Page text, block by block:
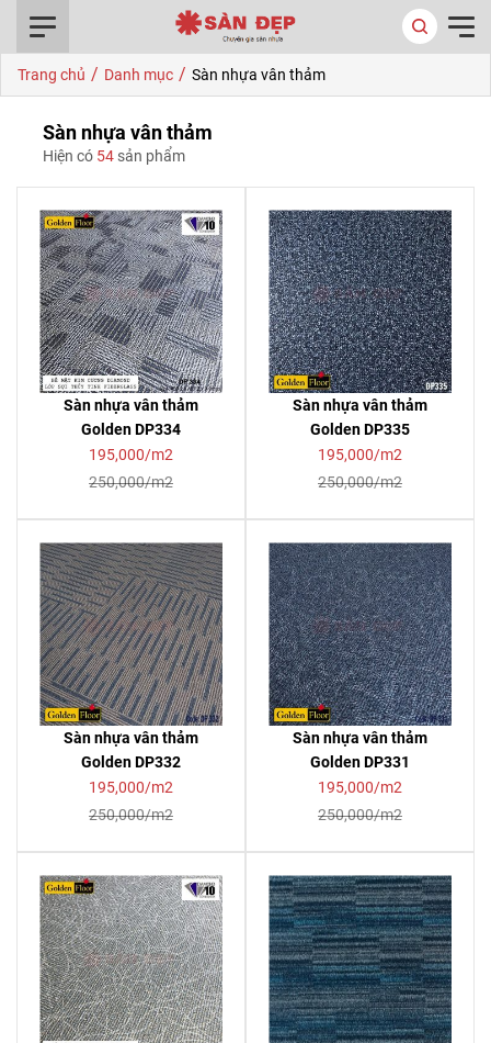
Trang chủ / Danh mục / Sàn nhựa vân thảm
Sàn nhựa vân thảm
Hiện có 54 sản phẩm
Sàn nhựa vân thảm
Golden DP334
195,000/m2
250,000/m2
Sàn nhựa vân thảm
Golden DP335
195,000/m2
250,000/m2
Sàn nhựa vân thảm
Golden DP332
195,000/m2
250,000/m2
Sàn nhựa vân thảm
Golden DP331
195,000/m2
250,000/m2